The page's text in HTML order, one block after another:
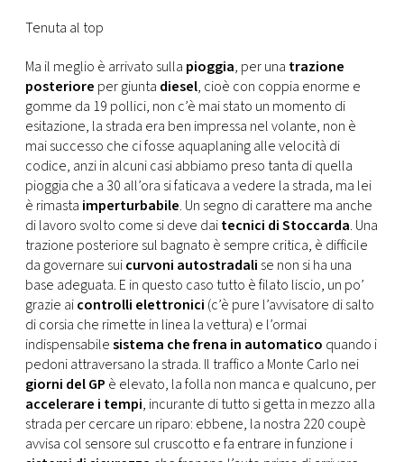
Tenuta al top
Ma il meglio è arrivato sulla pioggia, per una trazione
posteriore per giunta diesel, cioè con coppia enorme e
gomme da 19 pollici, non c’è mai stato un momento di
esitazione, la strada era ben impressa nel volante, non è
mai successo che ci fosse aquaplaning alle velocità di
codice, anzi in alcuni casi abbiamo preso tanta di quella
pioggia che a 30 all’ora si faticava a vedere la strada, ma lei
è rimasta imperturbabile. Un segno di carattere ma anche
di lavoro svolto come si deve daitecnici di Stoccarda. Una
trazione posteriore sul bagnato è sempre critica, è difficile
da governare suicurvoni autostradali se non si ha una
base adeguata. E in questo caso tutto è filato liscio, un po’
grazie aicontrolli elettronici (c’è pure l’avvisatore di salto
di corsia che rimette in linea la vettura) e l’ormai
indispensabilesistema che frena in automatico quando i
pedoni attraversano la strada. Il traffico a Monte Carlo nei
giorni del GP è elevato, la folla non manca e qualcuno, per
accelerare i tempi, incurante di tutto si getta in mezzo alla
strada per cercare un riparo: ebbene, la nostra 220 coupè
avvisa col sensore sul cruscotto e fa entrare in funzione i